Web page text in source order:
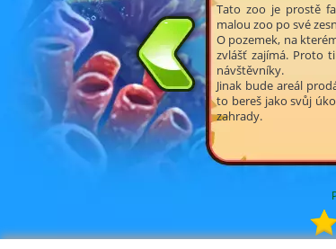
Tato zoo je prostě
malou zoo po své
O pozemek, na
zvlášť zajímá. Proto
návštěvníky.
Jinak bude areál
to bereš jako svůj
zahrady.